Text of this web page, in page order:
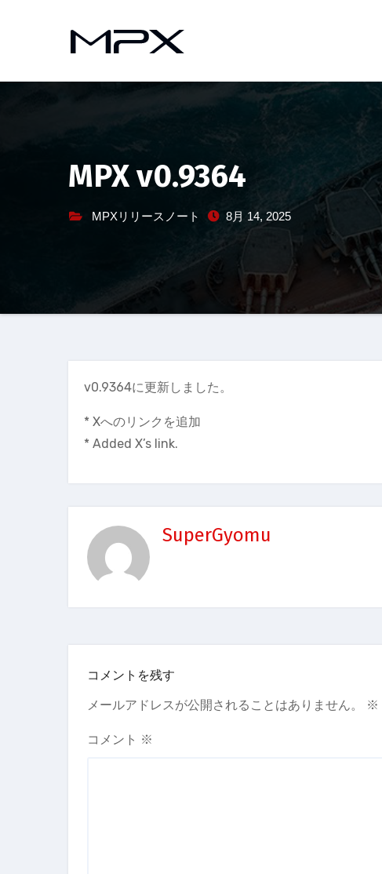
MPX v0.9364
MPXリリースノート 8月 14, 2025
v0.9364に更新しました。
* Xへのリンクを追加
* Added X’s link.
SuperGyomu
コメントを残す
メールアドレスが公開されることはありません。
※
コメント ※